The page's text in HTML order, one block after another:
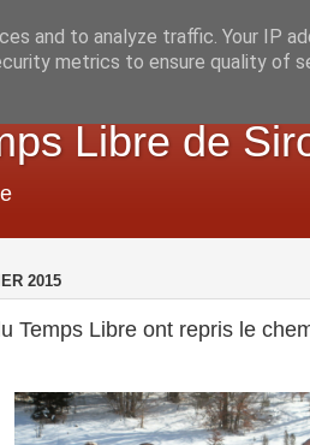
Libre de
2015
Temps Libre ont repris le
and to analyze traffic. Your IP
metrics to ensure quality of